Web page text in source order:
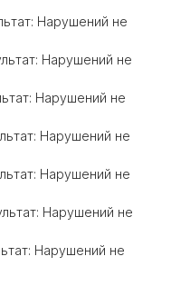
Нарушений не
Нарушений не
Нарушений не
Нарушений не
Нарушений не
Нарушений не
Нарушений не